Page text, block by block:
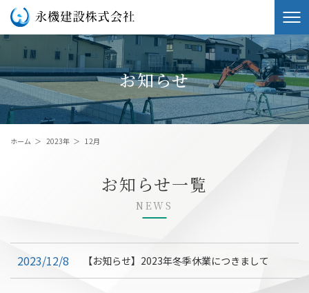
お知らせ
ホーム ＞ 2023年 ＞ 12月
お知らせ一覧
NEWS
2023/12/8 【お知らせ】2023年冬季休業につきまして